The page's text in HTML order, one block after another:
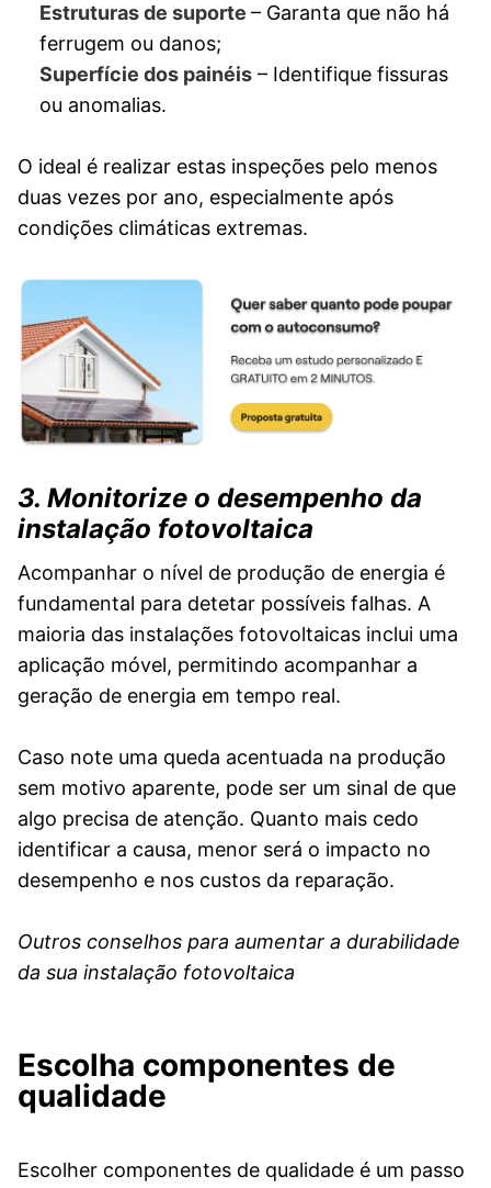
Estruturas de suporte – Garanta que não há
ferrugem ou danos;
Superfície dos painéis – Identifique fissuras
ou anomalias.
O ideal é realizar estas inspeções pelo menos
duas vezes por ano, especialmente após
condições climáticas extremas.
3. Monitorize o desempenho da
instalação fotovoltaica
Acompanhar o nível de produção de energia é
fundamental para detetar possíveis falhas. A
maioria das instalações fotovoltaicas inclui uma
aplicação móvel, permitindo acompanhar a
geração de energia em tempo real.
Caso note uma queda acentuada na produção
sem motivo aparente, pode ser um sinal de que
algo precisa de atenção. Quanto mais cedo
identificar a causa, menor será o impacto no
desempenho e nos custos da reparação.
Outros conselhos para aumentar a durabilidade
da sua instalação fotovoltaica
Escolha componentes de
qualidade
Escolher componentes de qualidade é um passo